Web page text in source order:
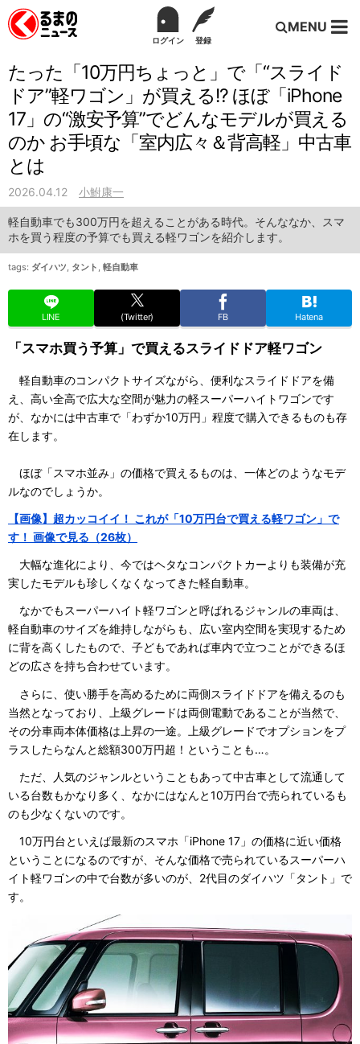
ログイン 登録
MENU
たった「10万円ちょっと」で「“スライド
ドア”軽ワゴン」が買える!? ほぼ「iPhone
17」の“激安予算”でどんなモデルが買える
のか お手頃な「室内広々＆背高軽」中古車
とは
2026.04.12 小鮒康一
軽自動車でも300万円を超えることがある時代。そんななか、スマ
ホを買う程度の予算でも買える軽ワゴンを紹介します。
tags: ダイハツ, タント , 軽自動車
LINE (Twitter) FB Hatena
「スマホ買う予算」で買えるスライドドア軽ワゴン
軽自動車のコンパクトサイズながら、便利なスライドドアを備
え、高い全高で広大な空間が魅力の軽スーパーハイトワゴンです
が、なかには中古車で「わずか10万円」程度で購入できるものも存
在します。
ほぼ「スマホ並み」の価格で買えるものは、一体どのようなモデ
ルなのでしょうか。
【画像】超カッコイイ！ これが「10万円台で買える軽ワゴン」で
す！ 画像で見る（26枚）
大幅な進化により、今ではヘタなコンパクトカーよりも装備が充
実したモデルも珍しくなくなってきた軽自動車。
なかでもスーパーハイト軽ワゴンと呼ばれるジャンルの車両は、
軽自動車のサイズを維持しながらも、広い室内空間を実現するため
に背を高くしたもので、子どもであれば車内で立つことができるほ
どの広さを持ち合わせています。
さらに、使い勝手を高めるために両側スライドドアを備えるのも
当然となっており、上級グレードは両側電動であることが当然で、
その分車両本体価格は上昇の一途。上級グレードでオプションをプ
ラスしたらなんと総額300万円超！ということも…。
ただ、人気のジャンルということもあって中古車として流通して
いる台数もかなり多く、なかにはなんと10万円台で売られているも
のも少なくないのです。
10万円台といえば最新のスマホ「iPhone 17」の価格に近い価格
ということになるのですが、そんな価格で売られているスーパーハ
イト軽ワゴンの中で台数が多いのが、2代目のダイハツ「タント」で
す。